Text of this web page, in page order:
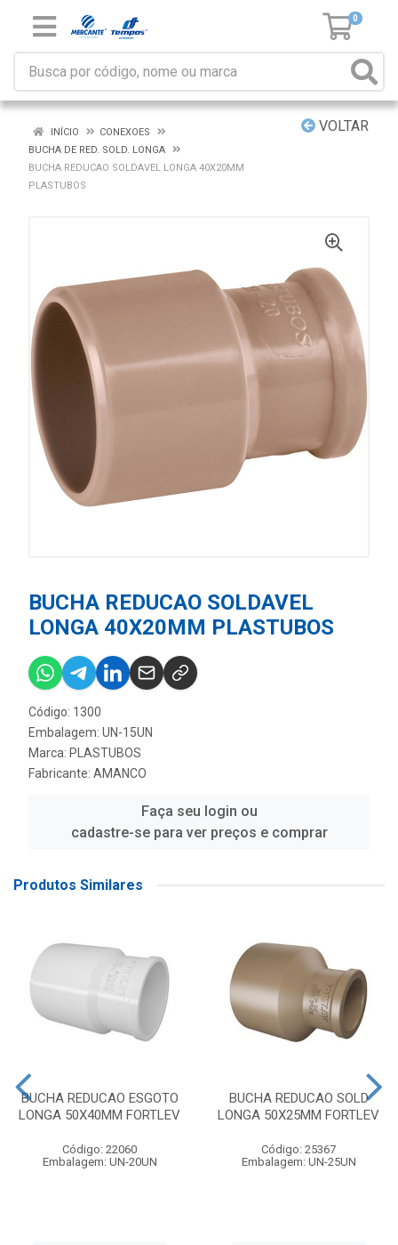
0
VOLTAR
INÍCIO
CONEXOES
BUCHA DE RED. SOLD. LONGA
BUCHA REDUCAO SOLDAVEL LONGA 40X20MM
PLASTUBOS
BUCHA REDUCAO SOLDAVEL
LONGA 40X20MM PLASTUBOS
Código: 1300
Embalagem: UN-15UN
Marca: PLASTUBOS
Fabricante: AMANCO
Faça seu login ou
cadastre-se para ver preços e comprar
Produtos Similares
BUCHA REDUCAO ESGOTO
LONGA 50X40MM FORTLEV
Código: 22060
Embalagem: UN-20UN
BUCHA REDUCAO SOLD
LONGA 50X25MM FORTLEV
Código: 25367
Embalagem: UN-25UN